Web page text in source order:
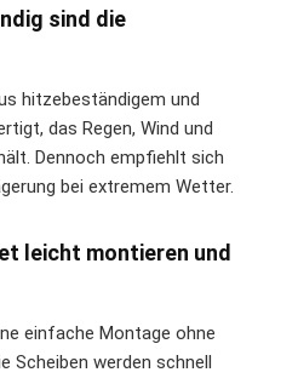
sind die
hitzebeständigem und
das Regen, Wind und
Dennoch empfiehlt sich
bei extremem Wetter.
leicht montieren und
einfache Montage ohne
Scheiben werden schnell